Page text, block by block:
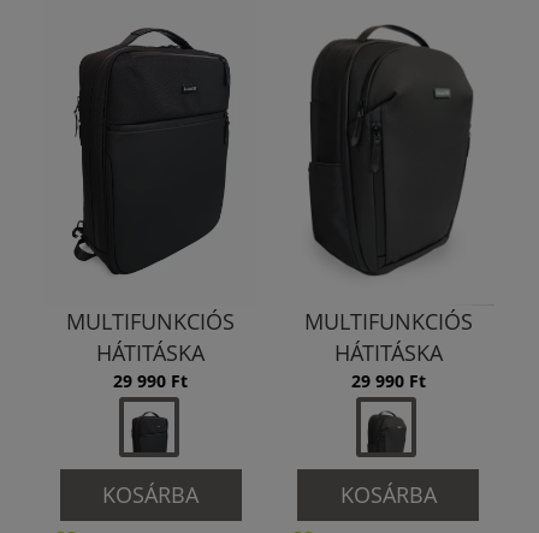
MULTIFUNKCIÓS
HÁTITÁSKA
29 990 Ft
KOSÁRBA
MULTIFUNKCIÓS
HÁTITÁSKA
29 990 Ft
KOSÁRBA